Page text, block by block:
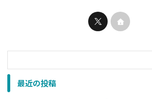
最近の投稿